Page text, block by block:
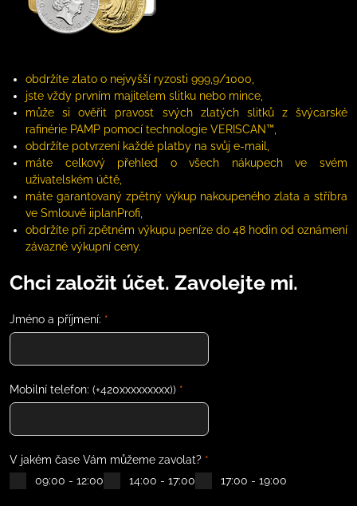
obdržíte zlato o nejvyšší ryzosti 999,9/1000,
jste vždy prvním majitelem slitku nebo mince,
může si ověřit pravost svých zlatých slitků z švýcarské
rafinérie PAMP pomocí technologie VERISCAN™,
obdržíte potvrzení každé platby na svůj e-mail,
máte celkový přehled o všech nákupech ve svém
uživatelském účtě,
máte garantovaný zpětný výkup nakoupeného zlata a stříbra
ve Smlouvě iiplanProfi,
obdržíte při zpětném výkupu peníze do 48 hodin od oznámení
závazné výkupní ceny.
Chci založit účet. Zavolejte mi.
Jméno a příjmení: *
Mobilní telefon: (+420xxxxxxxxx)) *
V jakém čase Vám můžeme zavolat? *
09:00 - 12:00
14:00 - 17:00 17:00 - 19:00